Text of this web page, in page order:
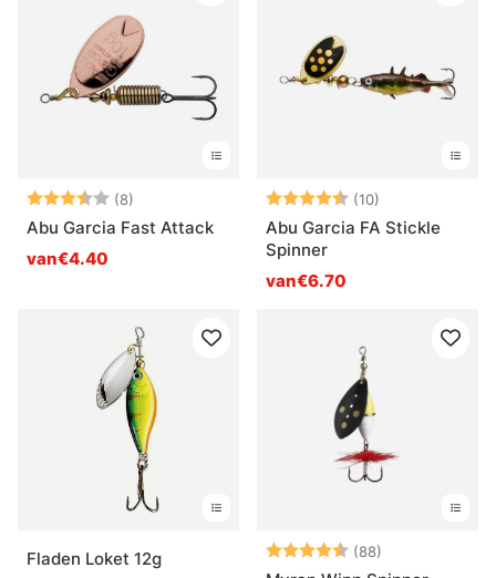
Beoordeling:
(8)
Abu Garcia Fast Attack
van€4.40
Beoordeling:
(10)
Abu Garcia FA Stickle
Spinner
van€6.70
Fladen Loket 12g
Beoordeling:
(88)